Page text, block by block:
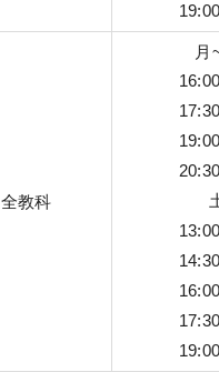
全教科
月